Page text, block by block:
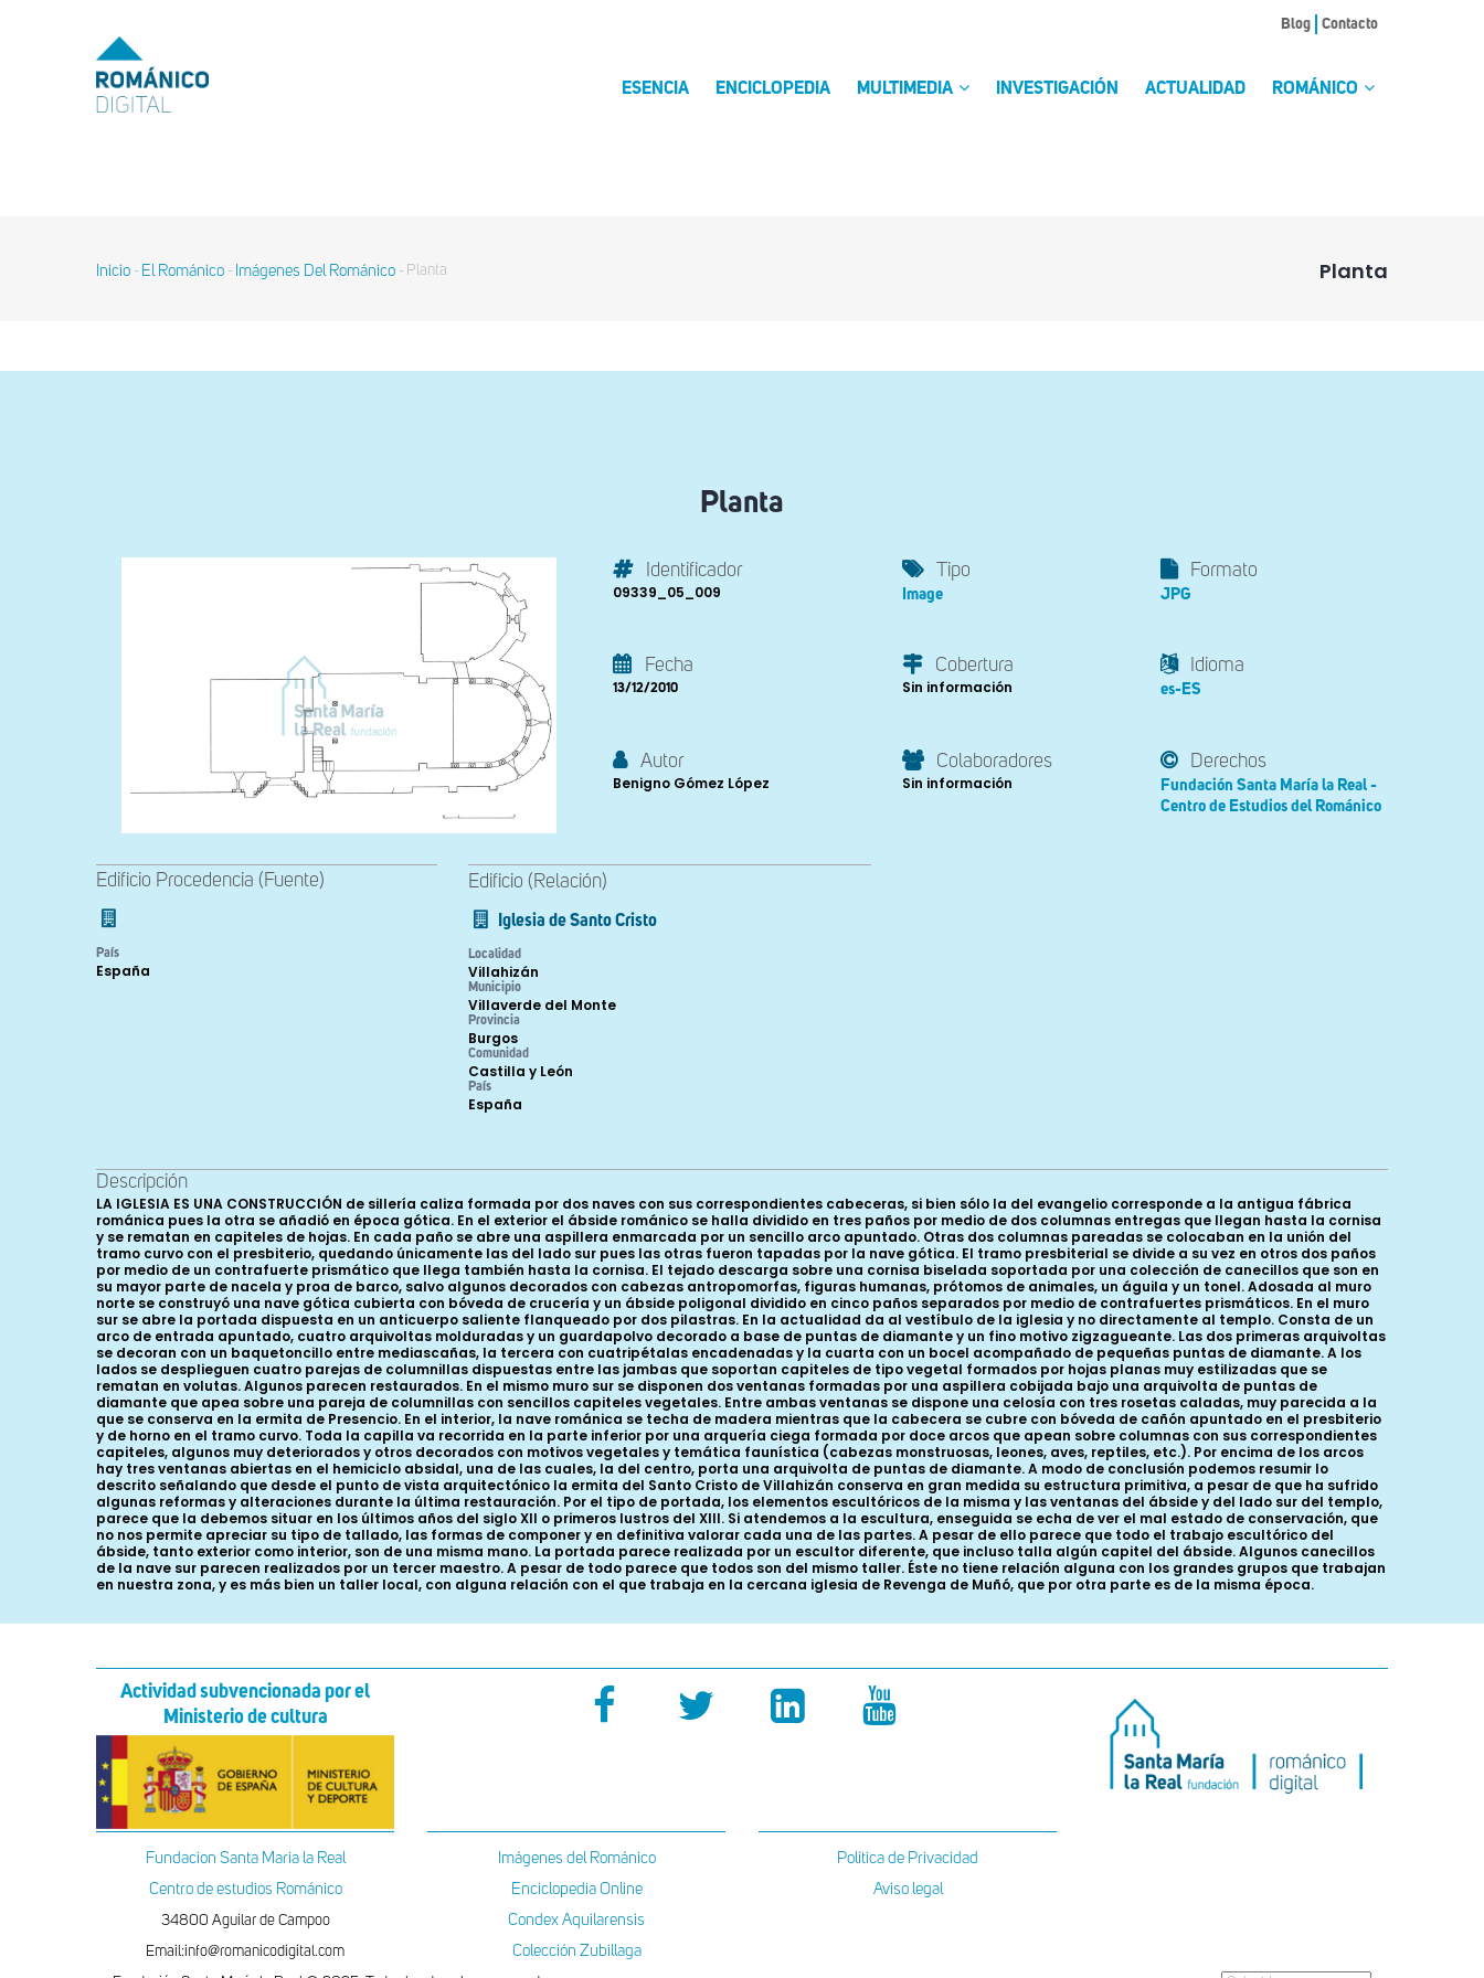
MENU
TOP
Blog Contacto
ESENCIA ENCICLOPEDIA MULTIMEDIA INVESTIGACIÓN ACTUALIDAD ROMÁNICO
Planta
Sobrescribir
Inicio - El Románico - Imágenes Del Románico - Planta
Planta
Identificador
09339_05_009
Tipo
Image
Formato
JPG
Fecha
13/12/2010
Cobertura
Sin información
Idioma
es-ES
Autor
Benigno Gómez López
Colaboradores
Sin información
Derechos
Fundación Santa María la Real -
Centro de Estudios del Románico
Edificio Procedencia (Fuente)
País
España
Edificio (Relación)
Iglesia de Santo Cristo
Localidad
Villahizán
Municipio
Villaverde del Monte
Provincia
Burgos
Comunidad
Castilla y León
País
España
Descripción
LA IGLESIA ES UNA CONSTRUCCIÓN de sillería caliza formada por dos naves con sus correspondientes cabeceras, si bien sólo la del evangelio corresponde a la antigua fábrica
románica pues la otra se añadió en época gótica. En el exterior el ábside románico se halla dividido en tres paños por medio de dos columnas entregas que llegan hasta la cornisa
y se rematan en capiteles de hojas. En cada paño se abre una aspillera enmarcada por un sencillo arco apuntado. Otras dos columnas pareadas se colocaban en la unión del
tramo curvo con el presbiterio, quedando únicamente las del lado sur pues las otras fueron tapadas por la nave gótica. El tramo presbiterial se divide a su vez en otros dos paños
por medio de un contrafuerte prismático que llega también hasta la cornisa. El tejado descarga sobre una cornisa biselada soportada por una colección de canecillos que son en
su mayor parte de nacela y proa de barco, salvo algunos decorados con cabezas antropomorfas, figuras humanas, prótomos de animales, un águila y un tonel. Adosada al muro
norte se construyó una nave gótica cubierta con bóveda de crucería y un ábside poligonal dividido en cinco paños separados por medio de contrafuertes prismáticos. En el muro
sur se abre la portada dispuesta en un anticuerpo saliente flanqueado por dos pilastras. En la actualidad da al vestíbulo de la iglesia y no directamente al templo. Consta de un
arco de entrada apuntado, cuatro arquivoltas molduradas y un guardapolvo decorado a base de puntas de diamante y un fino motivo zigzagueante. Las dos primeras arquivoltas
se decoran con un baquetoncillo entre mediascañas, la tercera con cuatripétalas encadenadas y la cuarta con un bocel acompañado de pequeñas puntas de diamante. A los
lados se desplieguen cuatro parejas de columnillas dispuestas entre las jambas que soportan capiteles de tipo vegetal formados por hojas planas muy estilizadas que se
rematan en volutas. Algunos parecen restaurados. En el mismo muro sur se disponen dos ventanas formadas por una aspillera cobijada bajo una arquivolta de puntas de
diamante que apea sobre una pareja de columnillas con sencillos capiteles vegetales. Entre ambas ventanas se dispone una celosía con tres rosetas caladas, muy parecida a la
que se conserva en la ermita de Presencio. En el interior, la nave románica se techa de madera mientras que la cabecera se cubre con bóveda de cañón apuntado en el presbiterio
y de horno en el tramo curvo. Toda la capilla va recorrida en la parte inferior por una arquería ciega formada por doce arcos que apean sobre columnas con sus correspondientes
capiteles, algunos muy deteriorados y otros decorados con motivos vegetales y temática faunística (cabezas monstruosas, leones, aves, reptiles, etc.). Por encima de los arcos
hay tres ventanas abiertas en el hemiciclo absidal, una de las cuales, la del centro, porta una arquivolta de puntas de diamante. A modo de conclusión podemos resumir lo
descrito señalando que desde el punto de vista arquitectónico la ermita del Santo Cristo de Villahizán conserva en gran medida su estructura primitiva, a pesar de que ha sufrido
algunas reformas y alteraciones durante la última restauración. Por el tipo de portada, los elementos escultóricos de la misma y las ventanas del ábside y del lado sur del templo,
parece que la debemos situar en los últimos años del siglo XII o primeros lustros del XIII. Si atendemos a la escultura, enseguida se echa de ver el mal estado de conservación, que
no nos permite apreciar su tipo de tallado, las formas de componer y en definitiva valorar cada una de las partes. A pesar de ello parece que todo el trabajo escultórico del
ábside, tanto exterior como interior, son de una misma mano. La portada parece realizada por un escultor diferente, que incluso talla algún capitel del ábside. Algunos canecillos
de la nave sur parecen realizados por un tercer maestro. A pesar de todo parece que todos son del mismo taller. Éste no tiene relación alguna con los grandes grupos que trabajan
en nuestra zona, y es más bien un taller local, con alguna relación con el que trabaja en la cercana iglesia de Revenga de Muñó, que por otra parte es de la misma época.
Actividad subvencionada por el
Ministerio de cultura
Fundacion Santa Maria la Real
Centro de estudios Románico
34800 Aguilar de Campoo
Email:info@romanicodigital.com
Imágenes del Románico
Enciclopedia Online
Condex Aquilarensis
Colección Zubillaga
Política de Privacidad
Aviso legal